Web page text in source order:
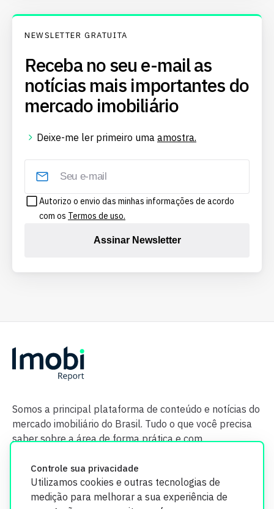
Controle sua privacidade
Utilizamos cookies e outras tecnologias de
medição para melhorar a sua experiência de
NEWSLETTER GRATUITA
Receba no seu e-mail as
notícias mais importantes do
mercado imobiliário
Deixe-me ler primeiro uma amostra.
Autorizo o envio das minhas informações de acordo
com os Termos de uso.
Assinar Newsletter
Somos a principal plataforma de conteúdo e notícias do
mercado imobiliário do Brasil. Tudo o que você precisa
saber sobre a área de forma prática e com